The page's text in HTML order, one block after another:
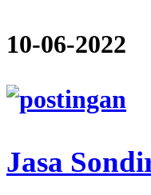
10-06-2022
Jasa